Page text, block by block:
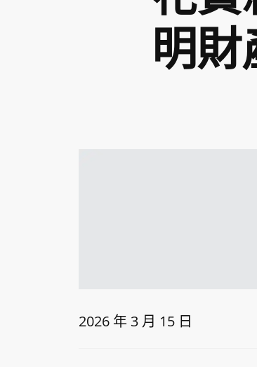
明財
2026 年 3 月 15 日